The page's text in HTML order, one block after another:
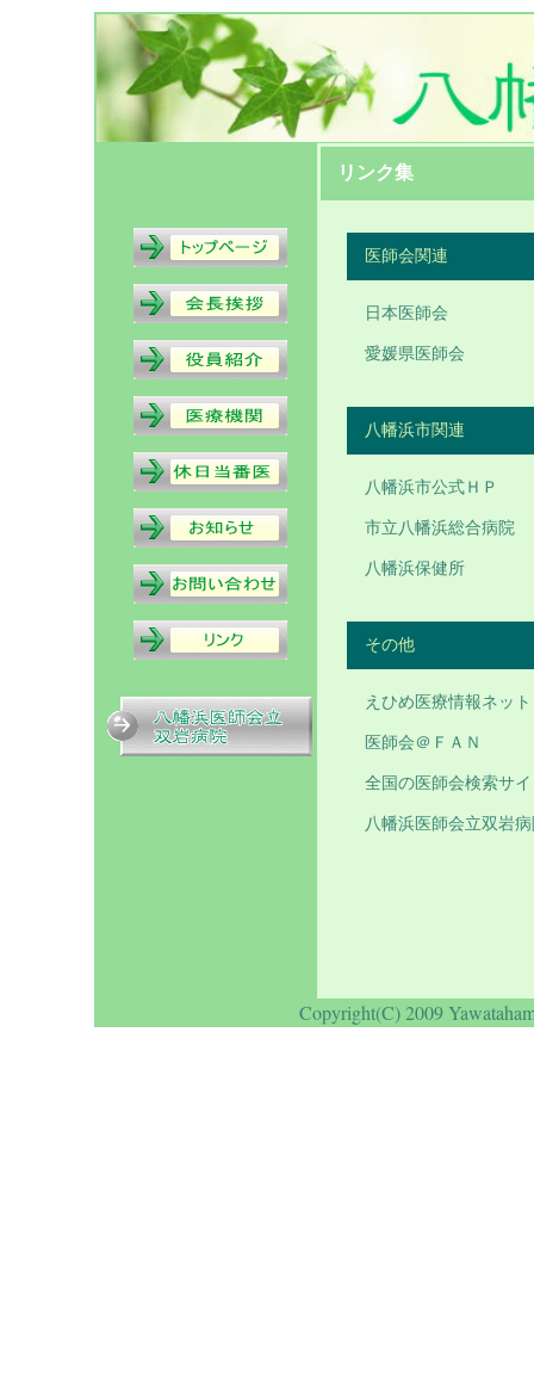
リンク集
医師会関連
日本医師会
愛媛県医師会
八幡浜市関連
八幡浜市公式ＨＰ
市立八幡浜総合病院
八幡浜保健所
その他
えひめ医療情報ネット
医師会＠ＦＡＮ
全国の医師会検索サ
八幡浜医師会立双岩
Copyright(C) 2009